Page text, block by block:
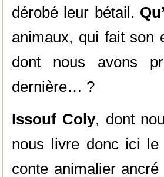
dérobé leur bétail.
animaux, qui fait son
dont nous avons
dernière… ?
Issouf Coly, dont
nous livre donc ici le
conte animalier